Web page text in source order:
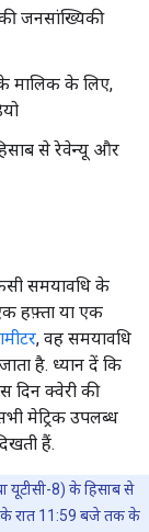
जनसांख्यिकी
मालिक के लिए,
से रेवेन्यू और
समयावधि के
हफ़्ता या एक
, वह समयावधि
है. ध्यान दें कि
दिन क्वेरी की
मेट्रिक उपलब्ध
हैं.
यूटीसी-8) के हिसाब से
के रात 11:59 बजे तक के